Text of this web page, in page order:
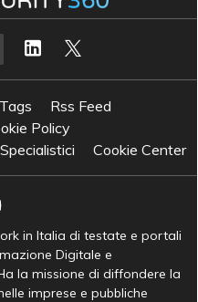
Tags
Rss Feed
Policy
Cookie Center
in Italia di testate e portali
Digitale e
la missione di diffondere la
imprese e pubbliche